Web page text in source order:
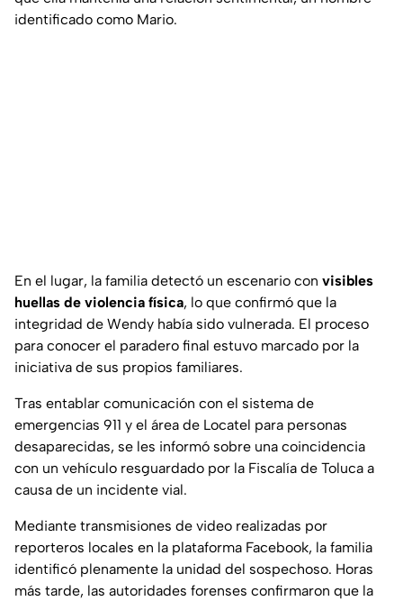
identificado como Mario.
En el lugar, la familia detectó un escenario con visibles
huellas de violencia física, lo que confirmó que la
integridad de Wendy había sido vulnerada. El proceso
para conocer el paradero final estuvo marcado por la
iniciativa de sus propios familiares.
Tras entablar comunicación con el sistema de
emergencias 911 y el área de Locatel para personas
desaparecidas, se les informó sobre una coincidencia
con un vehículo resguardado por la Fiscalía de Toluca a
causa de un incidente vial.
Mediante transmisiones de video realizadas por
reporteros locales en la plataforma Facebook, la familia
identificó plenamente la unidad del sospechoso. Horas
más tarde, las autoridades forenses confirmaron que la